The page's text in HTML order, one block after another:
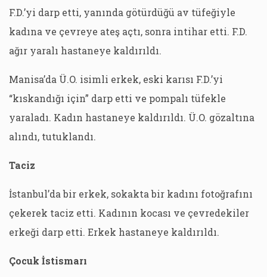
F.D.’yi darp etti, yanında götürdüğü av tüfeğiyle
kadına ve çevreye ateş açtı, sonra intihar etti. F.D.
ağır yaralı hastaneye kaldırıldı.
Manisa’da Ü.O. isimli erkek, eski karısı F.D.’yi
“kıskandığı için” darp etti ve pompalı tüfekle
yaraladı. Kadın hastaneye kaldırıldı. Ü.O. gözaltına
alındı, tutuklandı.
Taciz
İstanbul’da bir erkek, sokakta bir kadını fotoğrafını
çekerek taciz etti. Kadının kocası ve çevredekiler
erkeği darp etti. Erkek hastaneye kaldırıldı.
Çocuk İstismarı